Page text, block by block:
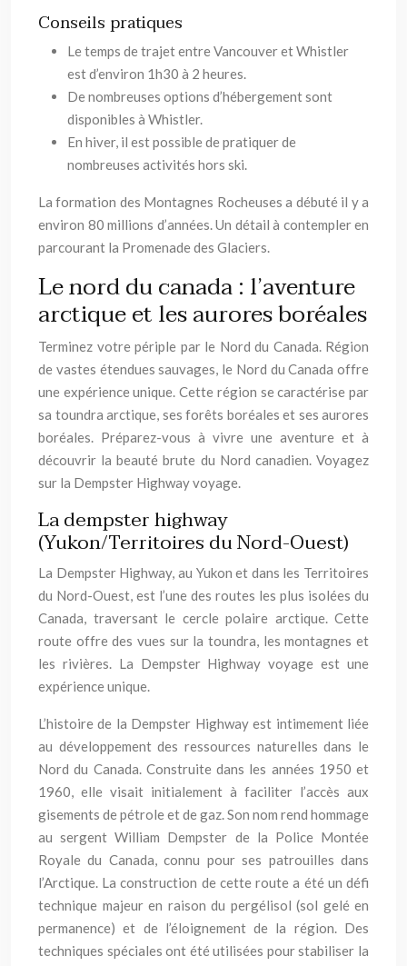
Conseils pratiques
Le temps de trajet entre Vancouver et Whistler
est d’environ 1h30 à 2 heures.
De nombreuses options d’hébergement sont
disponibles à Whistler.
En hiver, il est possible de pratiquer de
nombreuses activités hors ski.
La formation des Montagnes Rocheuses a débuté il y a
environ 80 millions d’années. Un détail à contempler en
parcourant la Promenade des Glaciers.
Le nord du canada : l’aventure
arctique et les aurores boréales
Terminez votre périple par le Nord du Canada. Région
de vastes étendues sauvages, le Nord du Canada offre
une expérience unique. Cette région se caractérise par
sa toundra arctique, ses forêts boréales et ses aurores
boréales. Préparez-vous à vivre une aventure et à
découvrir la beauté brute du Nord canadien. Voyagez
sur la Dempster Highway voyage.
La dempster highway
(Yukon/Territoires du Nord-Ouest)
La Dempster Highway, au Yukon et dans les Territoires
du Nord-Ouest, est l’une des routes les plus isolées du
Canada, traversant le cercle polaire arctique. Cette
route offre des vues sur la toundra, les montagnes et
les rivières. La Dempster Highway voyage est une
expérience unique.
L’histoire de la Dempster Highway est intimement liée
au développement des ressources naturelles dans le
Nord du Canada. Construite dans les années 1950 et
1960, elle visait initialement à faciliter l’accès aux
gisements de pétrole et de gaz. Son nom rend hommage
au sergent William Dempster de la Police Montée
Royale du Canada, connu pour ses patrouilles dans
l’Arctique. La construction de cette route a été un défi
technique majeur en raison du pergélisol (sol gelé en
permanence) et de l’éloignement de la région. Des
techniques spéciales ont été utilisées pour stabiliser la